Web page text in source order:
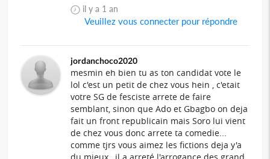
il y a 1 an
Veuillez vous connecter pour répondre
jordanchoco2020
mesmin eh bien tu as ton candidat vote le
lol c'est un petit de chez vous hein , c'etait
votre SG de fesciste arrete de faire
semblant, sinon que Ado et Gbagbo on deja
fait un front republicain mais Soro lui vient
de chez vous donc arrete ta comedie...
comme tjrs vous aimez les fictions deja y'a